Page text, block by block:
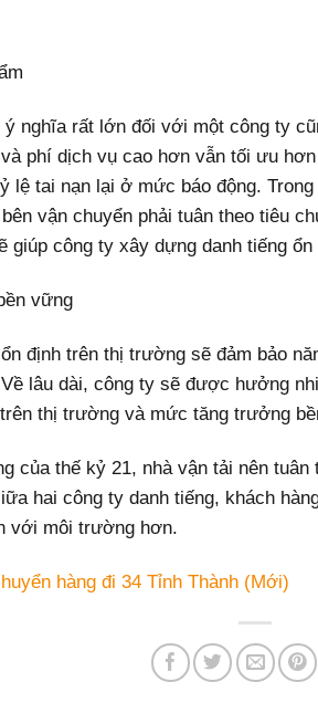
ý nghĩa rất lớn đối với một công ty
phí dịch vụ cao hơn vẫn tối ưu
lệ tai nạn lại ở mức báo động.
vận chuyển phải tuân theo tiêu
giúp công ty xây dựng danh tiếng
vững
định trên thị trường sẽ đảm bảo
lâu dài, công ty sẽ được hưởng
thị trường và mức tăng trưởng
của thế kỷ 21, nhà vận tải nên
hai công ty danh tiếng, khách
với môi trường hơn.
hàng đi 34 Tỉnh Thành (Mới)